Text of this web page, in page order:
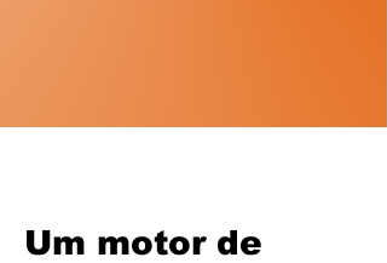
Um motor de